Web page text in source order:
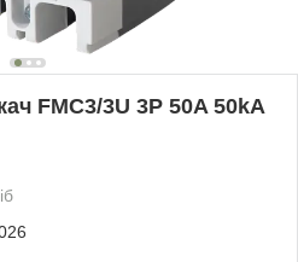
FMC3/3U 3P 50A 50kA